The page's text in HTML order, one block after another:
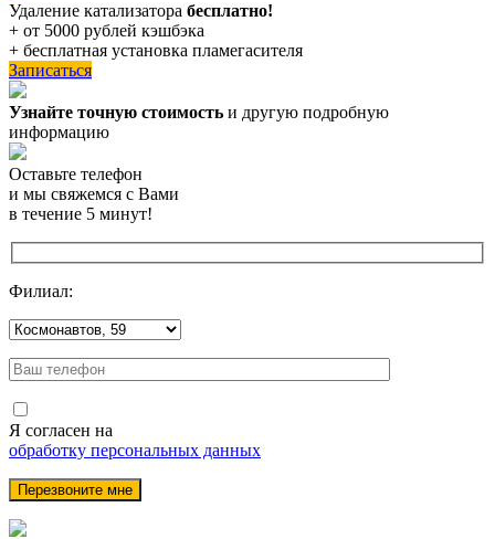
Удаление катализатора бесплатно!
+ от 5000 рублей кэшбэка
+ бесплатная установка пламегасителя
Записаться
Узнайте точную стоимость и другую подробную
информацию
Оставьте телефон
и мы свяжемся с Вами
в течение 5 минут!
Филиал:
Я согласен на
обработку персональных данных